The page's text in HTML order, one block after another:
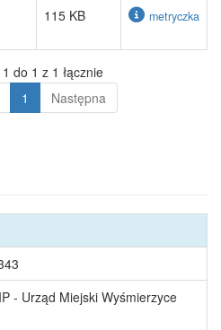
115 KB metryczka
do 1 z 1 łącznie
1 Następna
- Urząd Miejski Wyśmierzyce